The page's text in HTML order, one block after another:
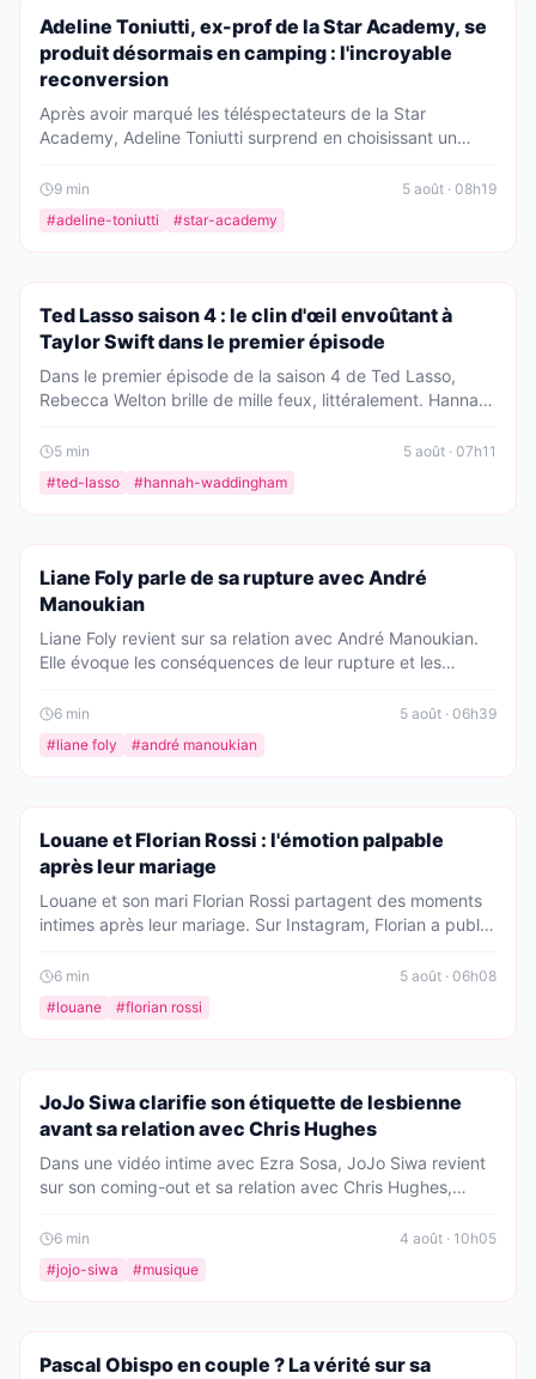
PEOPLE
Adeline Toniutti, ex-prof de la Star Academy, se
produit désormais en camping : l'incroyable
reconversion
Après avoir marqué les téléspectateurs de la Star
Academy, Adeline Toniutti surprend en choisissant un
vocale de Pierre Garnier et Helena Bailly s'apprête à
chanter dans un camping en Bretagne, une reconversion
qui émeut ses fans.
9 min
5 août · 08h19
#adeline-toniutti #star-academy
PEOPLE
Ted Lasso saison 4 : le clin d'œil envoûtant à
Taylor Swift dans le premier épisode
Dans le premier épisode de la saison 4 de Ted Lasso,
Rebecca Welton brille de mille feux, littéralement. Hannah
les fans sont en extase. Découvrez ce moment magique
qui mêle football, amitié et pop culture.
5 min
5 août · 07h11
#ted-lasso #hannah-waddingham
PEOPLE
Liane Foly parle de sa rupture avec André
Manoukian
Liane Foly revient sur sa relation avec André Manoukian.
Elle évoque les conséquences de leur rupture et les
histoire d'amour qui a laissé des traces.
6 min
5 août · 06h39
#liane foly #andré manoukian
PEOPLE
Louane et Florian Rossi : l'émotion palpable
après leur mariage
Louane et son mari Florian Rossi partagent des moments
intimes après leur mariage. Sur Instagram, Florian a publié
ce qui se passe dans leur vie après cette union ?
6 min
5 août · 06h08
#louane #florian rossi
PEOPLE
JoJo Siwa clarifie son étiquette de lesbienne
avant sa relation avec Chris Hughes
Dans une vidéo intime avec Ezra Sosa, JoJo Siwa revient
sur son coming-out et sa relation avec Chris Hughes,
comment son amour pour lui a fait évoluer sa vision.
6 min
4 août · 10h05
#jojo-siwa #musique
PEOPLE
Pascal Obispo en couple ? La vérité sur sa